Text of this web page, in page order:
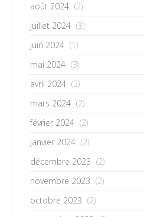
août 2024 (2)
juillet 2024 (3)
juin 2024 (1)
mai 2024 (3)
avril 2024 (2)
mars 2024 (2)
février 2024 (2)
janvier 2024 (2)
décembre 2023 (2)
novembre 2023 (2)
octobre 2023 (2)